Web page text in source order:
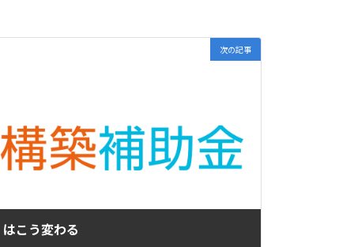
次の記事
こう変わる